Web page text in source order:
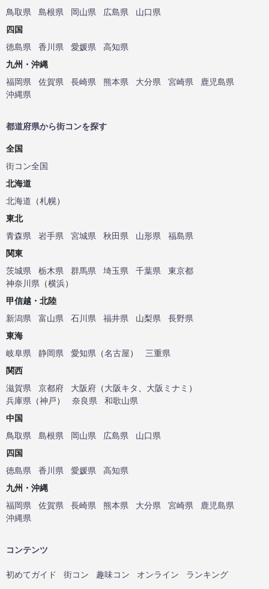
鳥取県
島根県 岡山県 広島県
山口県
四国
徳島県
香川県 愛媛県
高知県
九州・沖縄
福岡県
佐賀県 長崎県 熊本県 大分県 宮崎県
鹿児島県
沖縄県
都道府県から街コンを探す
全国
街コン全国
北海道
北海道 （札幌）
東北
青森県
岩手県 宮城県 秋田県 山形県
福島県
関東
茨城県
栃木県 群馬県 埼玉県 千葉県
東京都
神奈川県 （横浜）
甲信越・北陸
新潟県
富山県 石川県 福井県 山梨県
長野県
東海
岐阜県
静岡県 愛知県 （名古屋）
三重県
関西
滋賀県
京都府 大阪府 （大阪キタ 大阪ミナミ ）
兵庫県 （神戸） 奈良県
和歌山県
中国
鳥取県
島根県 岡山県 広島県
山口県
四国
徳島県
香川県 愛媛県
高知県
九州・沖縄
福岡県
佐賀県 長崎県 熊本県 大分県 宮崎県
鹿児島県
沖縄県
コンテンツ
初めてガイド 街コン 趣味コン オンライン ランキング